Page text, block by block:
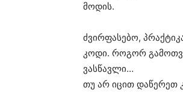
მოდის.
ძვირფასებო,
კოდი. როგორ
ვასწავლი…
თუ არ იცით დაწერეთ